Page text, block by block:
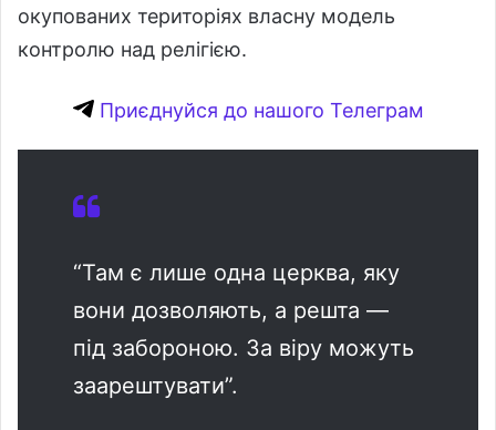
окупованих територіях власну модель
контролю над релігією.
Приєднуйся до нашого Телеграм
“Там є лише одна церква, яку
вони дозволяють, а решта —
під забороною. За віру можуть
заарештувати”.